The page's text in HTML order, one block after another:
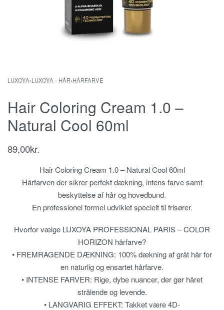
LUXOYA›LUXOYA - HÅR›HÅRFARVE
Hair Coloring Cream 1.0 –
Natural Cool 60ml
89,00kr.
Hair Coloring Cream 1.0 – Natural Cool 60ml
Hårfarven der sikrer perfekt dækning, intens farve samt
beskyttelse af hår og hovedbund.
En professionel formel udviklet specielt til frisører.
Hvorfor vælge LUXOYA PROFESSIONAL PARIS – COLOR
HORIZON hårfarve?
• FREMRAGENDE DÆKNING: 100% dækning af gråt hår for
en naturlig og ensartet hårfarve.
• INTENSE FARVER: Rige, dybe nuancer, der gør håret
strålende og levende.
• LANGVARIG EFFEKT: Takket være 4D-